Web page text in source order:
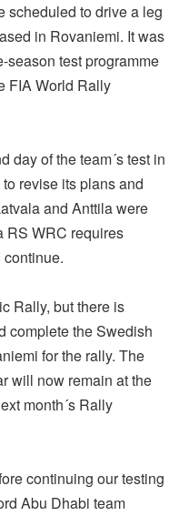
scheduled to drive a leg
in Rovaniemi. It was
season test programme
FIA World Rally
day of the team´s test in
revise its plans and
and Anttila were
RS WRC requires
Rally, but there is
complete the Swedish
for the rally. The
will now remain at the
month´s Rally
continuing our testing
Abu Dhabi team